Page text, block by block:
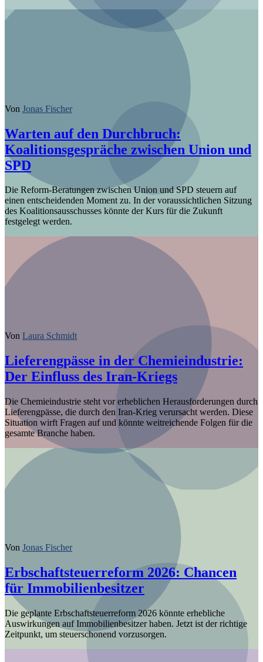
Von Jonas Fischer
Warten auf den Durchbruch:
Koalitionsgespräche zwischen Union und
SPD
Die Reform-Beratungen zwischen Union und SPD steuern auf
einen entscheidenden Moment zu. In der voraussichtlichen Sitzung
des Koalitionsausschusses könnte der Kurs für die Zukunft
festgelegt werden.
Von Laura Schmidt
Lieferengpässe in der Chemieindustrie:
Der Einfluss des Iran-Kriegs
Die Chemieindustrie steht vor erheblichen Herausforderungen durch
Lieferengpässe, die durch den Iran-Krieg verursacht werden. Diese
Situation wirft Fragen auf und könnte weitreichende Folgen für die
gesamte Branche haben.
Von Jonas Fischer
Erbschaftsteuerreform 2026: Chancen
für Immobilienbesitzer
Die geplante Erbschaftsteuerreform 2026 könnte erhebliche
Auswirkungen auf Immobilienbesitzer haben. Jetzt ist der richtige
Zeitpunkt, um steuerschonend vorzusorgen.